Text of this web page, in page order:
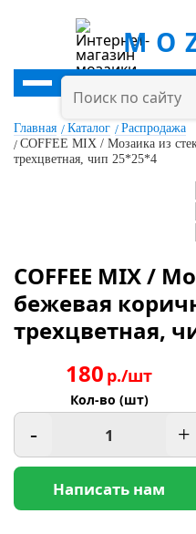
Главная Каталог
Распродажа
COFFEE MIX / Мозаика из
трехцветная, чип 25*25*4
COFFEE MIX /
бежевая
трехцветная,
180 р./шт
Кол-во (шт)
- +
Написать нам